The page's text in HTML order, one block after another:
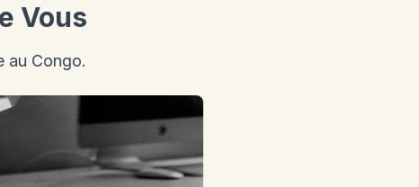
Vous
au Congo.